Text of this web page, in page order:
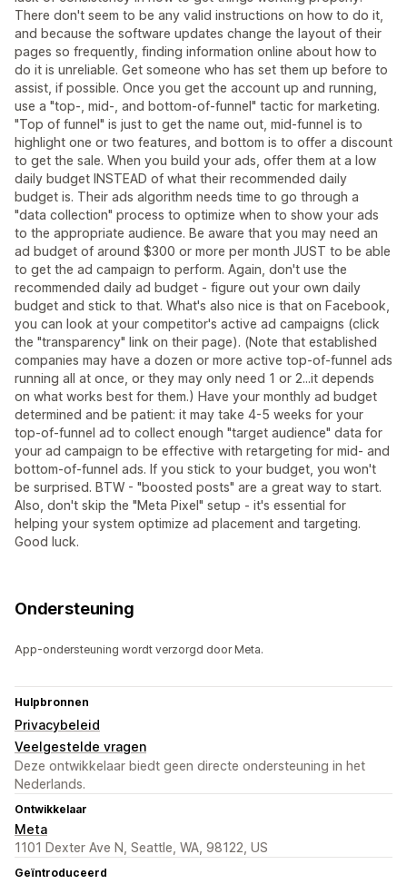
There don't seem to be any valid instructions on how to do it,
and because the software updates change the layout of their
pages so frequently, finding information online about how to
do it is unreliable. Get someone who has set them up before to
assist, if possible. Once you get the account up and running,
use a "top-, mid-, and bottom-of-funnel" tactic for marketing.
"Top of funnel" is just to get the name out, mid-funnel is to
highlight one or two features, and bottom is to offer a discount
to get the sale. When you build your ads, offer them at a low
daily budget INSTEAD of what their recommended daily
budget is. Their ads algorithm needs time to go through a
"data collection" process to optimize when to show your ads
to the appropriate audience. Be aware that you may need an
ad budget of around $300 or more per month JUST to be able
to get the ad campaign to perform. Again, don't use the
recommended daily ad budget - figure out your own daily
budget and stick to that. What's also nice is that on Facebook,
you can look at your competitor's active ad campaigns (click
the "transparency" link on their page). (Note that established
companies may have a dozen or more active top-of-funnel ads
running all at once, or they may only need 1 or 2...it depends
on what works best for them.) Have your monthly ad budget
determined and be patient: it may take 4-5 weeks for your
top-of-funnel ad to collect enough "target audience" data for
your ad campaign to be effective with retargeting for mid- and
bottom-of-funnel ads. If you stick to your budget, you won't
be surprised. BTW - "boosted posts" are a great way to start.
Also, don't skip the "Meta Pixel" setup - it's essential for
helping your system optimize ad placement and targeting.
Good luck.
Ondersteuning
App-ondersteuning wordt verzorgd door Meta.
Hulpbronnen
Privacybeleid
Veelgestelde vragen
Deze ontwikkelaar biedt geen directe ondersteuning in het
Nederlands.
Ontwikkelaar
Meta
1101 Dexter Ave N, Seattle, WA, 98122, US
Geïntroduceerd